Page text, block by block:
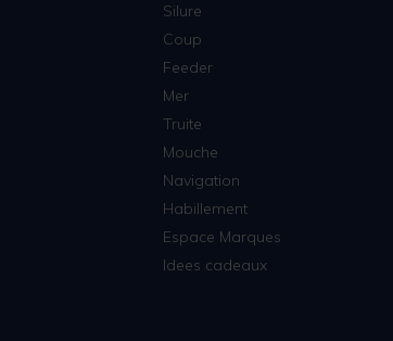
Silure
Coup
Feeder
Mer
Truite
Mouche
Navigation
Habillement
Espace Marques
Idees cadeaux